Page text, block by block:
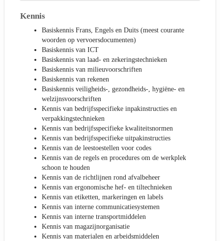
Kennis
Basiskennis Frans, Engels en Duits (meest courante
woorden op vervoersdocumenten)
Basiskennis van ICT
Basiskennis van laad- en zekeringstechnieken
Basiskennis van milieuvoorschriften
Basiskennis van rekenen
Basiskennis veiligheids-, gezondheids-, hygiëne- en
welzijnsvoorschriften
Kennis van bedrijfsspecifieke inpakinstructies en
verpakkingstechnieken
Kennis van bedrijfsspecifieke kwaliteitsnormen
Kennis van bedrijfsspecifieke uitpakinstructies
Kennis van de leestoestellen voor codes
Kennis van de regels en procedures om de werkplek
schoon te houden
Kennis van de richtlijnen rond afvalbeheer
Kennis van ergonomische hef- en tiltechnieken
Kennis van etiketten, markeringen en labels
Kennis van interne communicatiesystemen
Kennis van interne transportmiddelen
Kennis van magazijnorganisatie
Kennis van materialen en arbeidsmiddelen